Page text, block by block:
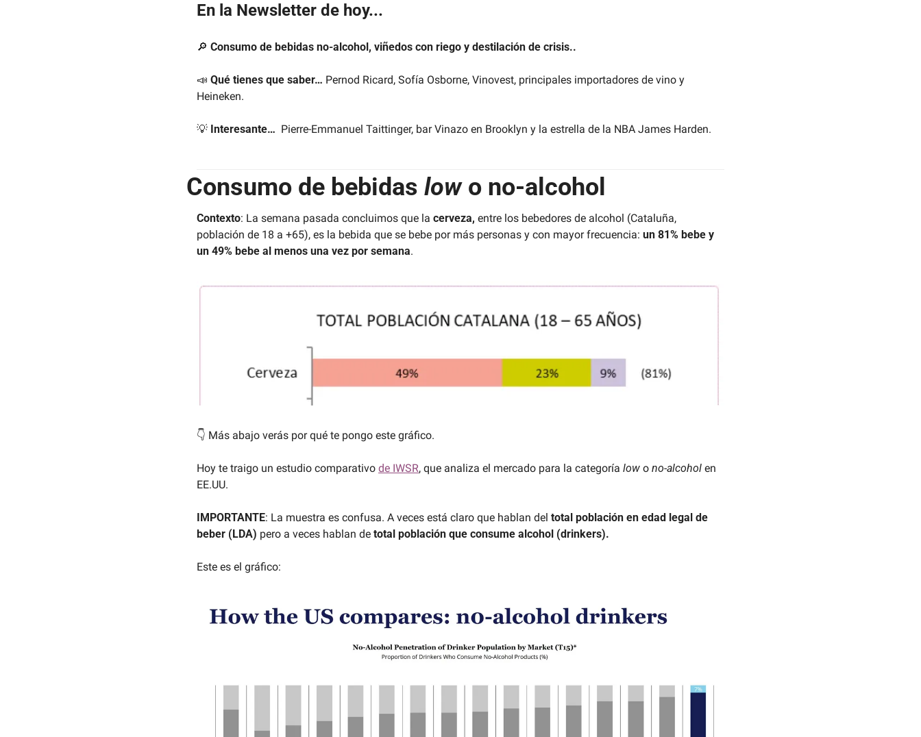
En la Newsletter de hoy...
🔎 Consumo de bebidas no-alcohol, viñedos con riego y destilación de crisis..
📣 Qué tienes que saber… Pernod Ricard, Sofía Osborne, Vinovest, principales importadores de vino y
Heineken.
💡 Interesante… Pierre-Emmanuel Taittinger, bar Vinazo en Brooklyn y la estrella de la NBA James Harden.
Consumo de bebidas low o no-alcohol
Contexto: La semana pasada concluimos que la cerveza, entre los bebedores de alcohol (Cataluña,
población de 18 a +65), es la bebida que se bebe por más personas y con mayor frecuencia: un 81% bebe y
un 49% bebe al menos una vez por semana.
👇 Más abajo verás por qué te pongo este gráfico.
Hoy te traigo un estudio comparativo de IWSR, que analiza el mercado para la categoría low o no-alcohol en
EE.UU.
IMPORTANTE: La muestra es confusa. A veces está claro que hablan del total población en edad legal de
beber (LDA) pero a veces hablan de total población que consume alcohol (drinkers).
Este es el gráfico: